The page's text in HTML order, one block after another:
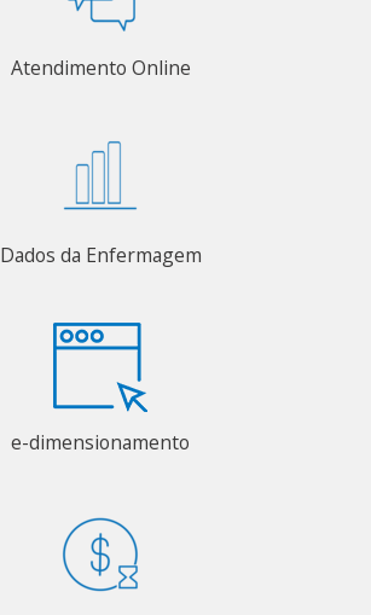
Atendimento Online
Dados da Enfermagem
e-dimensionamento